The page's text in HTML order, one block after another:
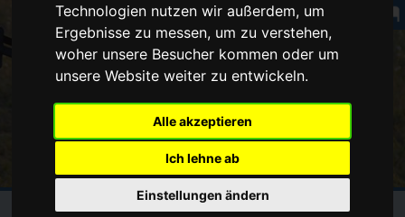
Technologien nutzen wir außerdem, um
Ergebnisse zu messen, um zu verstehen,
woher unsere Besucher kommen oder um
unsere Website weiter zu entwickeln.
Alle akzeptieren
Ich lehne ab
Einstellungen ändern